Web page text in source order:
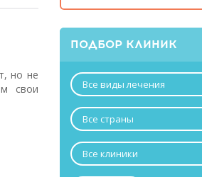
но не
свои
ПОДБОР КЛИНИК
Все виды лечения
Все страны
Все клиники